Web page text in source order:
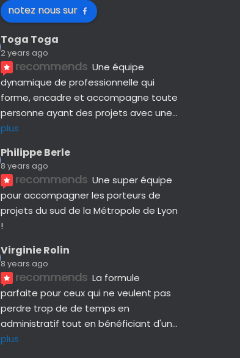
notez nous sur
Toga Toga
2 years ago
recommends Une équipe
dynamique de professionnelle qui
forme, encadre et accompagne toute
personne ayant des projets avec une
plus
Philippe Berle
8 years ago
recommends Une super équipe
pour accompagner les porteurs de
projets du sud de la Métropole de Lyon
!
Virginie Rolin
8 years ago
recommends La formule
parfaite pour ceux qui ne veulent pas
perdre trop de de temps en
administratif tout en bénéficiant d'un
plus